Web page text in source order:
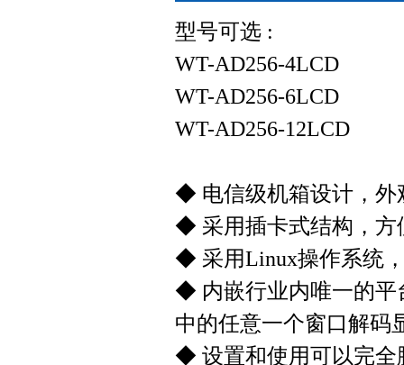
型号可选 :
WT-AD256-4LCD
WT-AD256-6LCD
WT-AD256-12LCD
◆ 电信级机箱设计，外
◆ 采用插卡式结构，方
◆ 采用Linux操作系统
◆ 内嵌行业内唯一的平
中的任意一个窗口解码
◆ 设置和使用可以完全